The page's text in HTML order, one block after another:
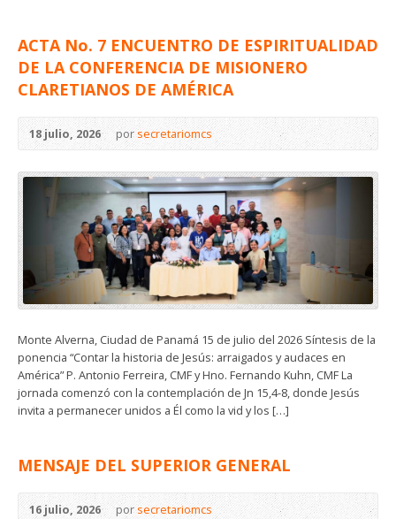
ACTA No. 7 ENCUENTRO DE ESPIRITUALIDAD
DE LA CONFERENCIA DE MISIONERO
CLARETIANOS DE AMÉRICA
18 julio, 2026 por secretariomcs
Monte Alverna, Ciudad de Panamá 15 de julio del 2026 Síntesis de la
ponencia “Contar la historia de Jesús: arraigados y audaces en
América” P. Antonio Ferreira, CMF y Hno. Fernando Kuhn, CMF La
jornada comenzó con la contemplación de Jn 15,4-8, donde Jesús
invita a permanecer unidos a Él como la vid y los […]
MENSAJE DEL SUPERIOR GENERAL
16 julio, 2026 por secretariomcs